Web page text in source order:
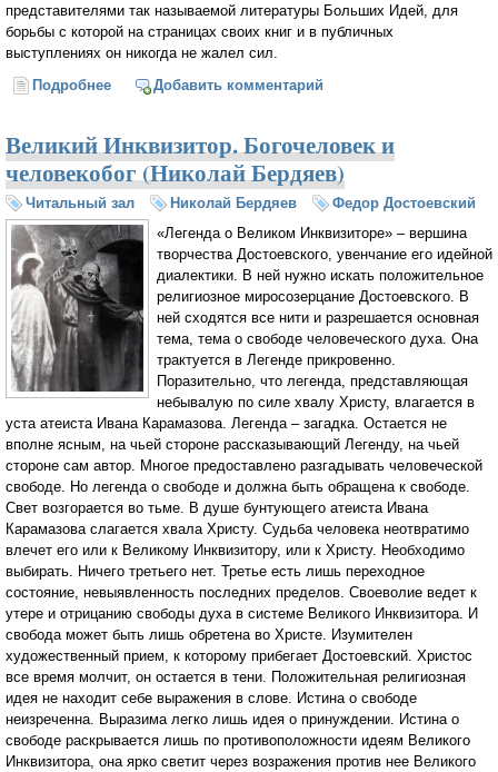
представителями так называемой литературы Больших Идей, для
борьбы с которой на страницах своих книг и в публичных
выступлениях он никогда не жалел сил.
Подробнее о Достоевский в художественном мире Набокова
Добавить комментарий
Великий Инквизитор. Богочеловек и
человекобог (Николай Бердяев)
Читальный зал Николай Бердяев
Федор Достоевский
«Легенда о Великом Инквизиторе» – вершина
творчества Достоевского, увенчание его идейной
диалектики. В ней нужно искать положительное
религиозное миросозерцание Достоевского. В
ней сходятся все нити и разрешается основная
тема, тема о свободе человеческого духа. Она
трактуется в Легенде прикровенно.
Поразительно, что легенда, представляющая
небывалую по силе хвалу Христу, влагается в
уста атеиста Ивана Карамазова. Легенда – загадка. Остается не
вполне ясным, на чьей стороне рассказывающий Легенду, на чьей
стороне сам автор. Многое предоставлено разгадывать человеческой
свободе. Но легенда о свободе и должна быть обращена к свободе.
Свет возгорается во тьме. В душе бунтующего атеиста Ивана
Карамазова слагается хвала Христу. Судьба человека неотвратимо
влечет его или к Великому Инквизитору, или к Христу. Необходимо
выбирать. Ничего третьего нет. Третье есть лишь переходное
состояние, невыявленность последних пределов. Своеволие ведет к
утере и отрицанию свободы духа в системе Великого Инквизитора. И
свобода может быть лишь обретена во Христе. Изумителен
художественный прием, к которому прибегает Достоевский. Христос
все время молчит, он остается в тени. Положительная религиозная
идея не находит себе выражения в слове. Истина о свободе
неизреченна. Выразима легко лишь идея о принуждении. Истина о
свободе раскрывается лишь по противоположности идеям Великого
Инквизитора, она ярко светит через возражения против нее Великого